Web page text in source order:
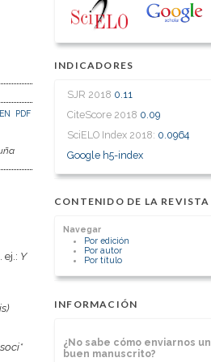
INDICADORES
SJR 2018 0.11
CiteScore 2018 0.09
SciELO Index 2018: 0.0964
Google h5-index
CONTENIDO DE LA REVISTA
Navegar
Por edición
Por autor
Por título
INFORMACIÓN
¿No sabe cómo enviarnos un
buen manuscrito?
PDF
ej.: Y
soci*